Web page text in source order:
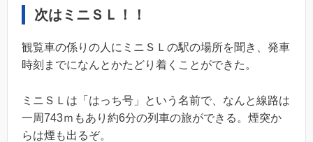
次はミニＳＬ！！
観覧車の係りの人にミニＳＬの駅の場所を聞き、発車
時刻までになんとかたどり着くことができた。
ミニＳＬは「はっち号」という名前で、なんと線路は
一周743ｍもあり約6分の列車の旅ができる。煙突か
らは煙も出るぞ。